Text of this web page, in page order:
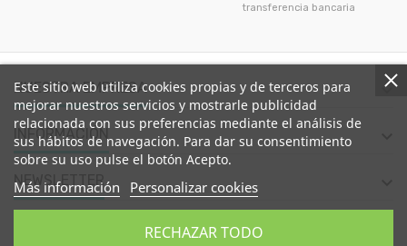
transferencia bancaria
NUESTRA EMPRESA 
INFORMACIÓN
NEWSLETTER
CONTACTE CON NOSOTROS
Este sitio web utiliza cookies propias y de terceros para
mejorar nuestros servicios y mostrarle publicidad
relacionada con sus preferencias mediante el análisis de
sus hábitos de navegación. Para dar su consentimiento
sobre su uso pulse el botón Acepto.
Más información Personalizar cookies
RECHAZAR TODO